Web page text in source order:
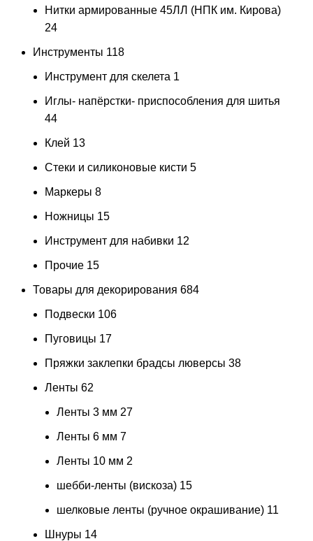
Нитки армированные 45ЛЛ (НПК им. Кирова)
24
Инструменты 118
Инструмент для скелета 1
Иглы- напёрстки- приспособления для шитья
44
Клей 13
Стеки и силиконовые кисти 5
Маркеры 8
Ножницы 15
Инструмент для набивки 12
Прочие 15
Товары для декорирования 684
Подвески 106
Пуговицы 17
Пряжки заклепки брадсы люверсы 38
Ленты 62
Ленты 3 мм 27
Ленты 6 мм 7
Ленты 10 мм 2
шебби-ленты (вискоза) 15
шелковые ленты (ручное окрашивание) 11
Шнуры 14